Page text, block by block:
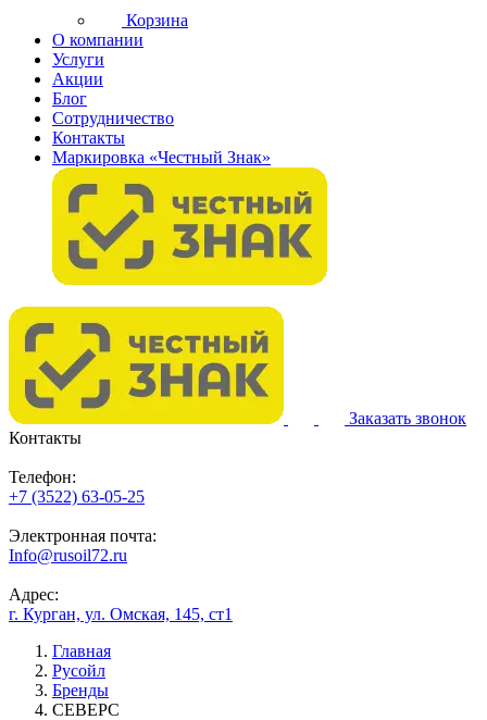
Корзина
О компании
Услуги
Акции
Блог
Сотрудничество
Контакты
Маркировка «Честный Знак»
Заказать звонок
Контакты
Телефон:
+7 (3522) 63-05-25
Электронная почта:
Info@rusoil72.ru
Адрес:
г. Курган, ул. Омская, 145, ст1
Главная
Русойл
Бренды
СЕВЕРС